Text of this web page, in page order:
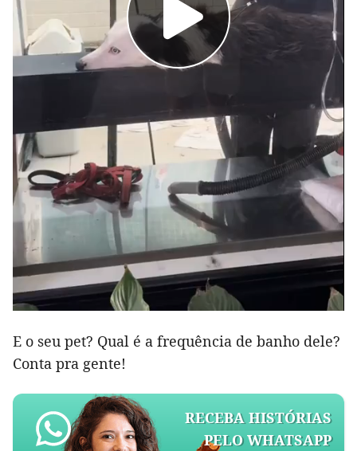
E o seu pet? Qual é a frequência de banho dele?
Conta pra gente!
RECEBA HISTÓRIAS
PELO WHATSAPP